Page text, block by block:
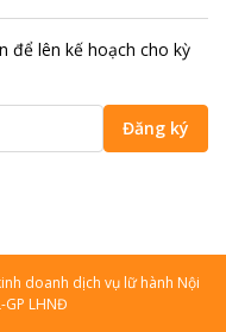
để lên kế hoạch cho kỳ
Đăng ký
doanh dịch vụ lữ hành Nội
GP LHNĐ